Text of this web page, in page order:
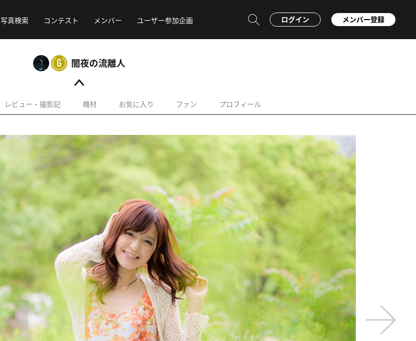
写真検索 コンテスト メンバー ユーザー参加企画 ログイン メンバー登録
闇夜の流離人
レビュー・撮影記 機材 お気に入り ファン プロフィール